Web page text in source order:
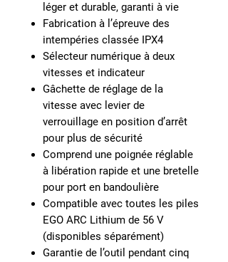
léger et durable, garanti à vie
Fabrication à l’épreuve des
intempéries classée IPX4
Sélecteur numérique à deux
vitesses et indicateur
Gâchette de réglage de la
vitesse avec levier de
verrouillage en position d’arrêt
pour plus de sécurité
Comprend une poignée réglable
à libération rapide et une bretelle
pour port en bandoulière
Compatible avec toutes les piles
EGO ARC Lithium de 56 V
(disponibles séparément)
Garantie de l’outil pendant cinq